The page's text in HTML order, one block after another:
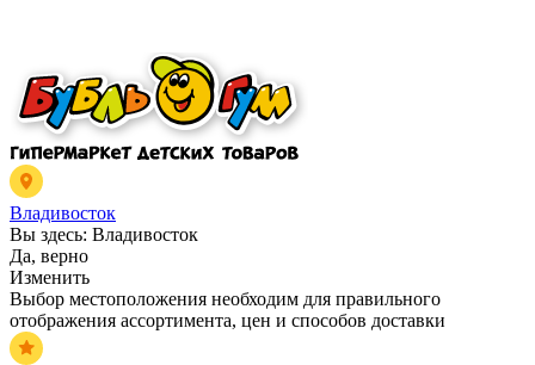
Владивосток
Вы здесь: Владивосток
Да, верно
Изменить
Выбор местоположения необходим для правильного
отображения ассортимента, цен и способов доставки